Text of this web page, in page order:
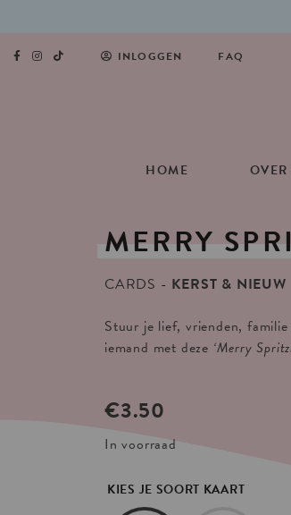
INLOGGEN FAQ
HOME
MERRY
CARDS
KERST & NIEUW
Stuur je lief, vrienden,
iemand met deze ‘Merry
€3.50
In voorraad
KIES JE SOORT KAART